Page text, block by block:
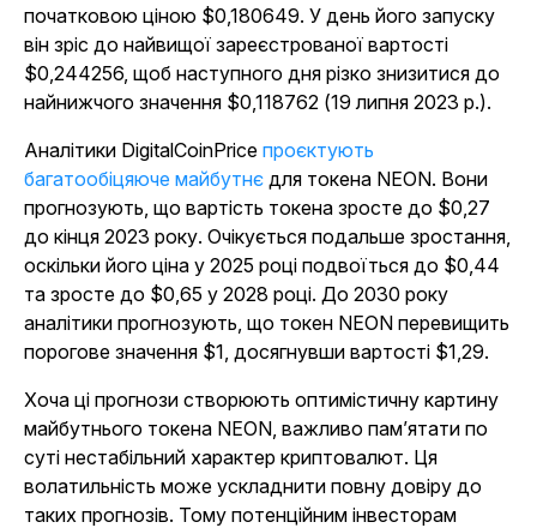
початковою ціною $0,180649. У день його запуску
він зріс до найвищої зареєстрованої вартості
$0,244256, щоб наступного дня різко знизитися до
найнижчого значення $0,118762 (19 липня 2023 р.).
Аналітики DigitalCoinPrice проєктують
багатообіцяюче майбутнє для токена NEON. Вони
прогнозують, що вартість токена зросте до $0,27
до кінця 2023 року. Очікується подальше зростання,
оскільки його ціна у 2025 році подвоїться до $0,44
та зросте до $0,65 у 2028 році. До 2030 року
аналітики прогнозують, що токен NEON перевищить
порогове значення $1, досягнувши вартості $1,29.
Хоча ці прогнози створюють оптимістичну картину
майбутнього токена NEON, важливо пам’ятати по
суті нестабільний характер криптовалют. Ця
волатильність може ускладнити повну довіру до
таких прогнозів. Тому потенційним інвесторам